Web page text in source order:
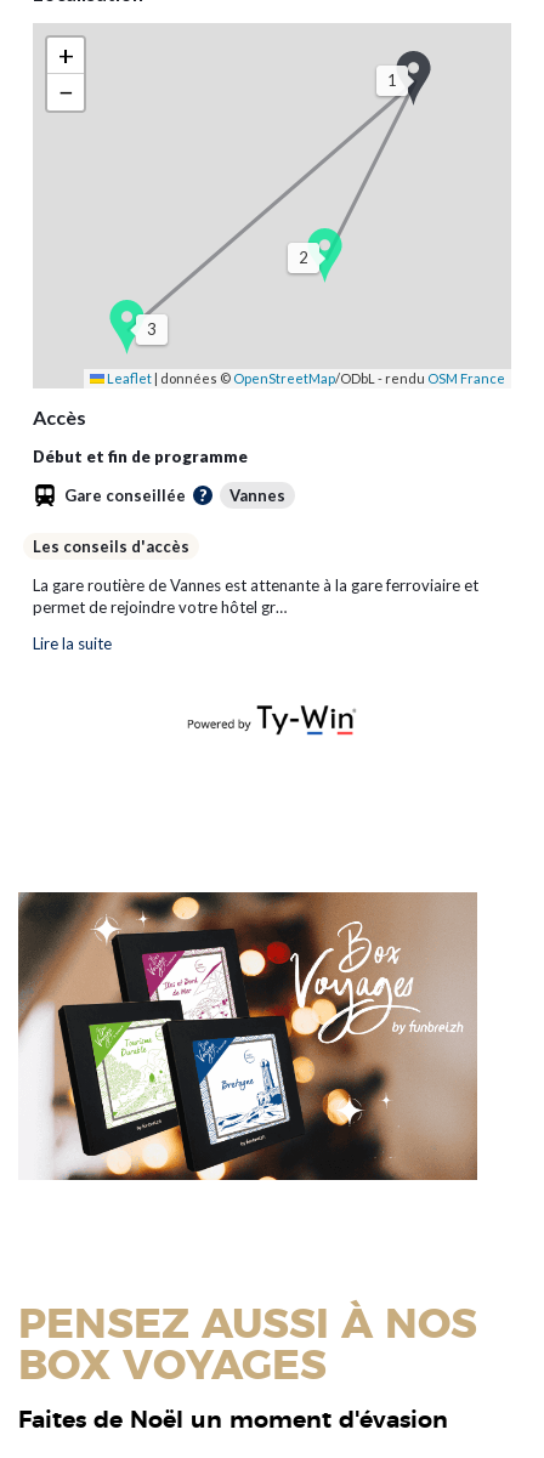
PENSEZ AUSSI À NOS
BOX VOYAGES
Faites de Noël un moment d'évasion